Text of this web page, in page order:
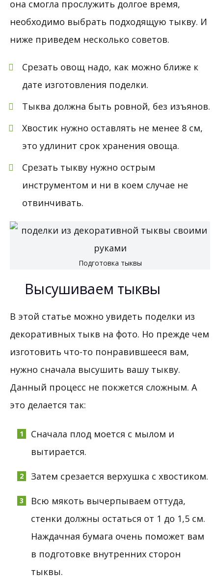
она смогла прослужить долгое время,
необходимо выбрать подходящую тыкву. И
ниже приведем несколько советов.
Срезать овощ надо, как можно ближе к
дате изготовления поделки.
Тыква должна быть ровной, без изъянов.
Хвостик нужно оставлять не менее 8 см,
это удлинит срок хранения овоща.
Срезать тыкву нужно острым
инструментом и ни в коем случае не
отвинчивать.
Подготовка тыквы
Высушиваем тыквы
В этой статье можно увидеть поделки из
декоративных тыкв на фото. Но прежде чем
изготовить что-то понравившееся вам,
нужно сначала высушить вашу тыкву.
Данный процесс не покжется сложным. А
это делается так:
Сначала плод моется с мылом и
вытирается.
Затем срезается верхушка с хвостиком.
Всю мякоть вычерпываем оттуда,
стенки должны остаться от 1 до 1,5 см.
Наждачная бумага очень поможет вам
в подготовке внутренних сторон
тыквы.